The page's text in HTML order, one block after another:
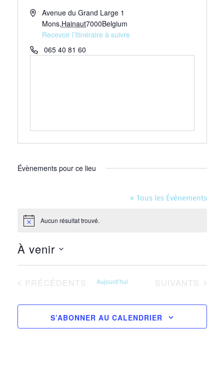
AdresseAvenue du Grand Large 1
Mons,Hainaut7000Belgium
Recevoir l’Itinéraire à suivre
Téléphone
065 40 81 60
Évènements pour ce lieu
« Tous les Évènements
Notice Aucun résultat trouvé.
À venir
date.ÉVÈNEMENTS
PRÉCÉDENTS Aujourd’hui ÉVÈNEMENTS
SUIVANTS
S’ABONNER AU CALENDRIER